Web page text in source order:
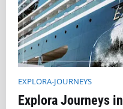
EXPLORA-JOURNEYS
Explora Journeys